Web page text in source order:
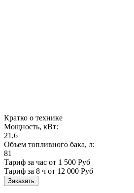
Кратко о технике
Мощность, кВт:
21,6
Объем топливного бака, л:
81
Тариф за час от 1 500 Руб
Тариф за 8 ч от 12 000 Руб
Заказать